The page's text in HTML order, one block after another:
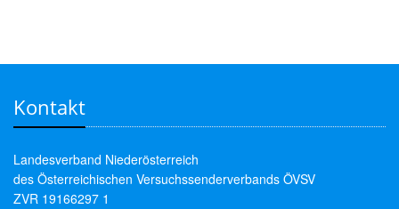
Kontakt
Landesverband Niederösterreich
des Österreichischen Versuchssenderverbands ÖVSV
ZVR 19166297 1